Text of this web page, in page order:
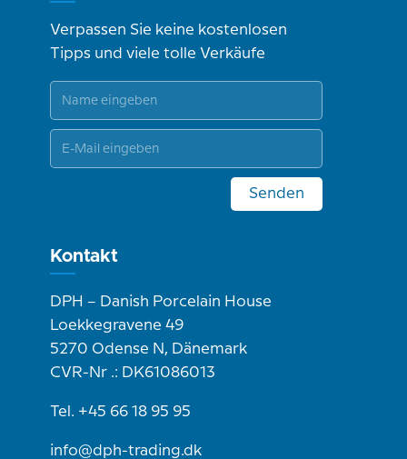
Verpassen Sie keine kostenlosen
Tipps und viele tolle Verkäufe
Senden
Kontakt
DPH – Danish Porcelain House
Loekkegravene 49
5270 Odense N, Dänemark
CVR-Nr .: DK61086013
Tel. +45 66 18 95 95
info@dph-trading.dk